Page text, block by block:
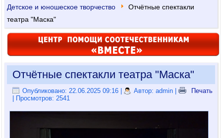
Детское и юношеское творчество
Отчётные спектакли
театра "Маска"
Отчётные спектакли театра "Маска"
Опубликовано: 22.06.2025 09:16 | Автор: admin |
Печать
| Просмотров: 2541